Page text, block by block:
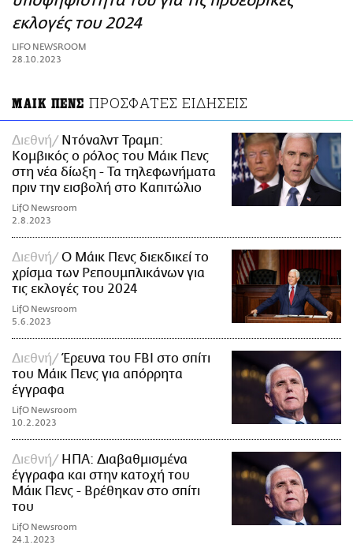
ΑΜΠΑ
PRINT
εκλογές του 2024
LIFO NEWSROOM
28.10.2023
ΜΑΙΚ ΠΕΝΣ ΠΡΟΣΦΑΤΕΣ ΕΙΔΗΣΕΙΣ
Διεθνή
Ντόναλντ Τραμπ:
Κομβικός ο ρόλος του Μάικ Πενς
στη νέα δίωξη - Τα τηλεφωνήματα
πριν την εισβολή στο Καπιτώλιο
LifO Newsroom
2.8.2023
Διεθνή
Ο Μάικ Πενς διεκδικεί το
χρίσμα των Ρεπουμπλικάνων για
τις εκλογές του 2024
LifO Newsroom
5.6.2023
Διεθνή
Έρευνα του FBI στο σπίτι
του Μάικ Πενς για απόρρητα
έγγραφα
LifO Newsroom
10.2.2023
Διεθνή
ΗΠΑ: Διαβαθμισμένα
έγγραφα και στην κατοχή του
Μάικ Πενς - Βρέθηκαν στο σπίτι
του
LifO Newsroom
24.1.2023